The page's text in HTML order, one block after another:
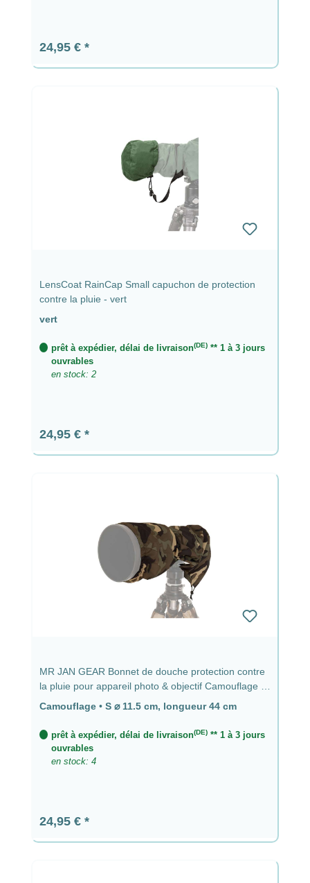
Prix régulier :
24,95 €
LensCoat RainCap Small capuchon de protection
contre la pluie - vert
vert
prêt à expédier, délai de livraison(DE)** 1 à 3 jours
ouvrables
en stock: 2
Prix régulier :
24,95 €
MR JAN GEAR Bonnet de douche protection contre
la pluie pour appareil photo & objectif Camouflage -
⌀ 11,5 cm, longueur 44 cm
Camouflage • S ⌀ 11.5 cm, longueur 44 cm
prêt à expédier, délai de livraison(DE)** 1 à 3 jours
ouvrables
en stock: 4
Prix régulier :
24,95 €